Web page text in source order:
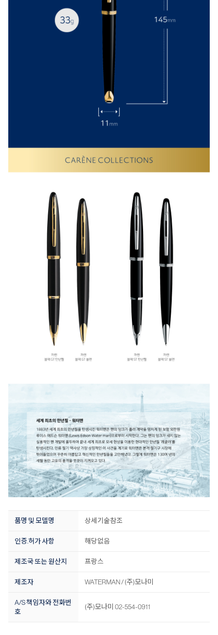
품명 및 모델명 상세기술참조
인증.허가 사항 해당없음
제조국 또는 원산지 프랑스
제조자 WATERMAN / (주)모나미
A/S 책임자와 전화번
호
(주)모나미 02-554-0911